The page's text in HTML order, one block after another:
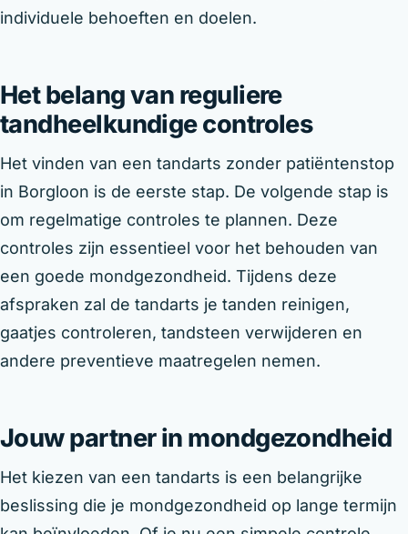
individuele behoeften en doelen.
Het belang van reguliere
tandheelkundige controles
Het vinden van een tandarts zonder patiëntenstop
in Borgloon is de eerste stap. De volgende stap is
om regelmatige controles te plannen. Deze
controles zijn essentieel voor het behouden van
een goede mondgezondheid. Tijdens deze
afspraken zal de tandarts je tanden reinigen,
gaatjes controleren, tandsteen verwijderen en
andere preventieve maatregelen nemen.
Jouw partner in mondgezondheid
Het kiezen van een tandarts is een belangrijke
beslissing die je mondgezondheid op lange termijn